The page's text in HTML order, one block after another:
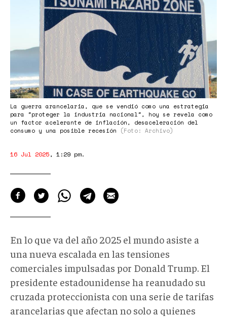
SF-
Flickr.jpg
La guerra arancelaria, que se vendió como una estrategia
para "proteger la industria nacional", hoy se revela como
un factor acelerante de inflación, desaceleración del
consumo y una posible recesión
(Foto: Archivo)
16 Jul 2025, 1:29 pm.
En lo que va del año 2025 el mundo asiste a
una nueva escalada en las tensiones
comerciales impulsadas por Donald Trump. El
presidente estadounidense ha reanudado su
cruzada proteccionista con una serie de tarifas
arancelarias que afectan no solo a quienes